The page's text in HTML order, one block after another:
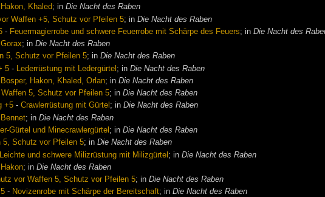
Khaled; inDie Nacht des Raben
Waffen +5, Schutz vor Pfeilen 5; inDie Nacht des Raben
- Feuermagierrobe und schwere Feuerrobe mit Schärpe des Feuers; inDie Nacht des
; inDie Nacht des Raben
5, Schutz vor Pfeilen 5; inDie Nacht des Raben
5 - Lederrüstung mit Ledergürtel ; inDie Nacht des Raben
Hakon, Khaled, Orlan; inDie Nacht des Raben
5, Schutz vor Pfeilen 5; inDie Nacht des Raben
+5 -Crawlerrüstung mit Gürtel ; inDie Nacht des Raben
; inDie Nacht des Raben
Gürtel und Minecrawlergürtel ; inDie Nacht des Raben
5, Schutz vor Pfeilen 5; inDie Nacht des Raben
Leichte und schwere Milizrüstung mit Milizgürtel ; inDie Nacht des Raben
; inDie Nacht des Raben
vor Waffen 5, Schutz vor Pfeilen 5; inDie Nacht des Raben
- Novizenrobe mit Schärpe der Bereitschaft; inDie Nacht des Raben